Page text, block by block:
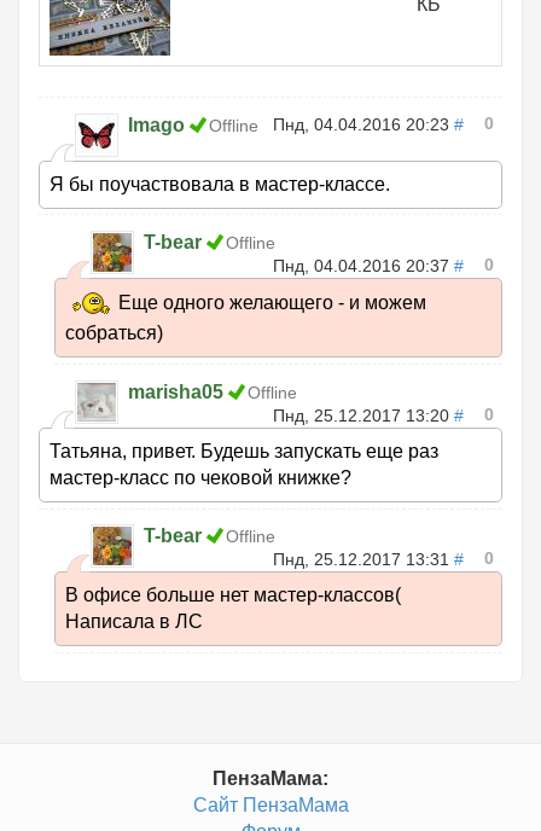
КБ
Imago Offline Пнд, 04.04.2016 20:23 # 0
Я бы поучаствовала в мастер-классе.
T-bear
Offline
Пнд, 04.04.2016 20:37 # 0
Еще одного желающего - и можем
собраться)
marisha05
Offline
Пнд, 25.12.2017 13:20 # 0
Татьяна, привет. Будешь запускать еще раз
мастер-класс по чековой книжке?
T-bear
Offline
Пнд, 25.12.2017 13:31 # 0
В офисе больше нет мастер-классов(
Написала в ЛС
ПензаМама:
Сайт ПензаМама